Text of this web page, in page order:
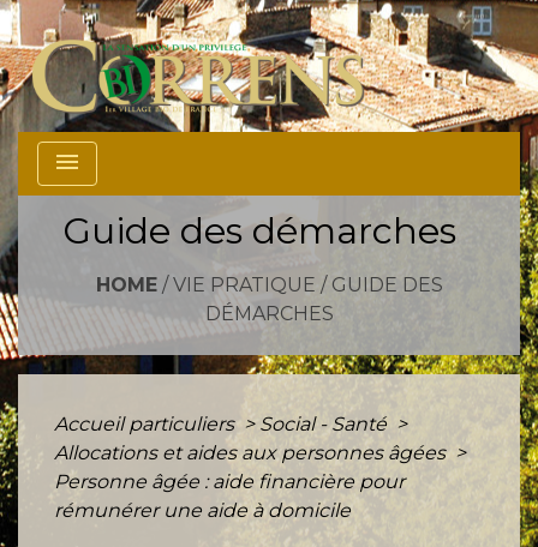
menu
Guide des démarches
HOME/ VIE PRATIQUE / GUIDE DES
DÉMARCHES
Accueil particuliers > Social - Santé >
Allocations et aides aux personnes âgées >
Personne âgée : aide financière pour
rémunérer une aide à domicile